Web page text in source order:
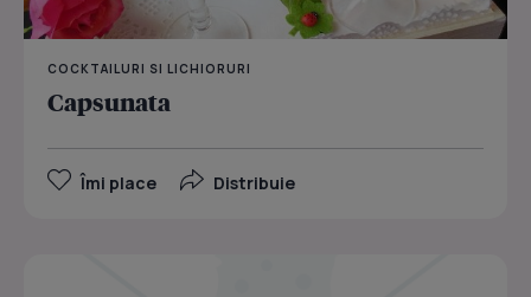
COCKTAILURI SI LICHIORURI
Capsunata
Îmi place Distribuie